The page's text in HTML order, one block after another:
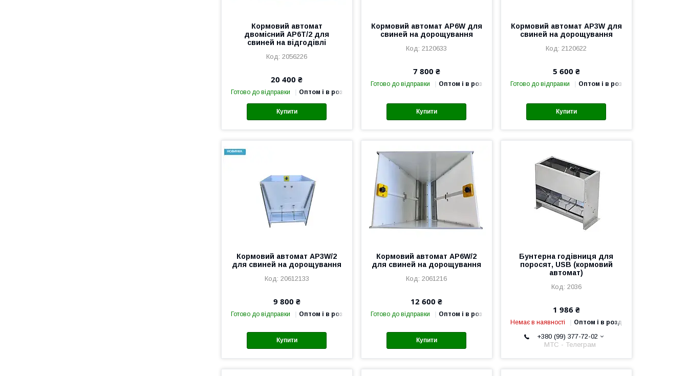
Кормовий автомат
двомісний AP6T/2 для
свиней на відгодівлі
2056226
20 400 ₴
Готово до відправки Оптом і в роздріб
Купити
Кормовий автомат AP6W для
свиней на дорощування
2120633
7 800 ₴
Готово до відправки Оптом і в роздріб
Купити
Кормовий автомат AP3W для
свиней на дорощування
2120622
5 600 ₴
Готово до відправки Оптом і в роздріб
Купити
Кормовий автомат AP3W/2
для свиней на дорощування
20612133
9 800 ₴
Готово до відправки Оптом і в роздріб
Купити
Кормовий автомат AP6W/2
для свиней на дорощування
2061216
12 600 ₴
Готово до відправки Оптом і в роздріб
Купити
Бунтерна годівниця для
поросят, USB (кормовий
автомат)
2036
1 986 ₴
Немає в наявності Оптом і в роздріб
+380 (99) 377-72-02
МТС - Телеграм